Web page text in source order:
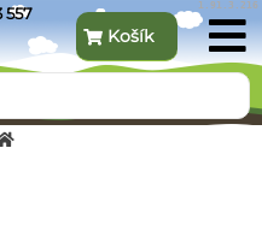
557
Košík
1.91.3.216